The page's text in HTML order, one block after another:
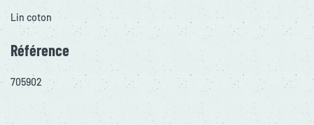
Lin coton
Référence
705902